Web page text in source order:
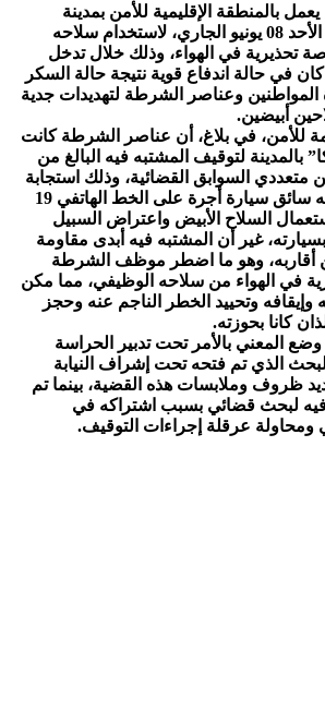
بالمنطقة الإقليمية للأمن بمدينة
خنيفرة، منتصف ليلة الأحد 08 يونيو الجاري، لاستخدام سلاحه
تحذيرية في الهواء، وذلك خلال تدخل
في حالة اندفاع قوية نتيجة حالة السكر
وعناصر الشرطة لتهديدات جدية
أبيضين.
للأمن، في بلاغ، أن عناصر الشرطة كانت
بالمدينة لتوقيف المشتبه فيه البالغ من
وهو من متعددي السوابق القضائية، وذلك استجابة
لطلب استغاثة تقدم به سائق سيارة أجرة على الخط الهاتفي 19
السلاح الأبيض واعتراض السبيل
غير أن المشتبه فيه أبدى مقاومة
أقاربه، وهو ما اضطر موظف الشرطة
في الهواء من سلاحه الوظيفي، مما مكن
وتحييد الخطر الناجم عنه وحجز
كانا بحوزته.
وضع المعني بالأمر تحت تدبير الحراسة
الذي تم فتحه تحت إشراف النيابة
ظروف وملابسات هذه القضية، بينما تم
فيه لبحث قضائي بسبب اشتراكه في
ومحاولة عرقلة إجراءات التوقيف.